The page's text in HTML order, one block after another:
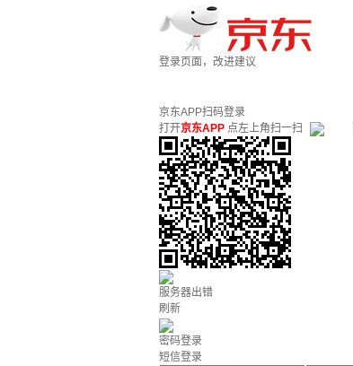
登录页面，改进建议
京东APP扫码登录
打开京东APP 点左上角扫一扫
服务器出错
刷新
密码登录
短信登录